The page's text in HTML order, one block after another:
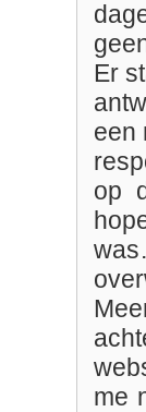
Er
een
op
me